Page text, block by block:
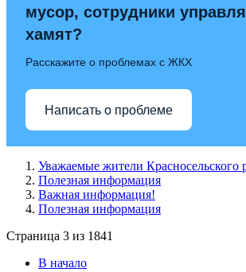
мусор, сотрудники
хамят?
Расскажите о проблемах с ЖКХ
Написать о проблеме
Уважаемые жители Красносельского
Полезная информация
Важная информация!
Полезная информация
Страница 3 из 1841
В начало